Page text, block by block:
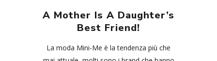
A Mother Is A Daughter’s
Best Friend!
La moda Mini-Me è la tendenza più che